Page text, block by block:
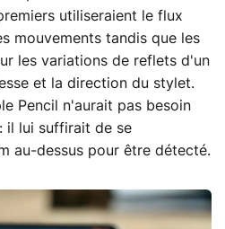
utiliseraient le flux
mouvements tandis que les
les variations de reflets d'un
et la direction du stylet.
Pencil n'aurait pas besoin
il lui suffirait de se
au-dessus pour être détecté.